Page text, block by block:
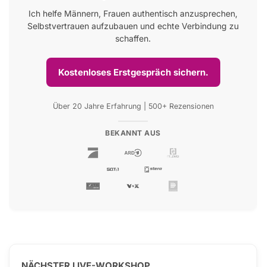
Ich helfe Männern, Frauen authentisch anzusprechen,
Selbstvertrauen aufzubauen und echte Verbindung zu
schaffen.
Kostenloses Erstgespräch sichern.
Über 20 Jahre Erfahrung | 500+ Rezensionen
BEKANNT AUS